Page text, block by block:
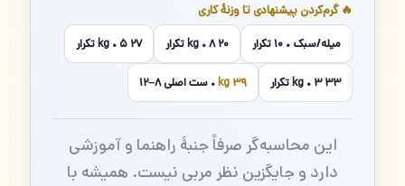
🔥 گرم‌کردن پیشنهادی تا وزنهٔ کاری
میله/سبک • ۱۰ تکرار ۲۰ kg • ۸ تکرار ۲۷ kg • ۵ تکرار
۳۳ kg • ۳ تکرار ۳۹ kg • ست اصلی ۸–۱۲
این محاسبه‌گر صرفاً جنبهٔ راهنما و آموزشی
دارد و جایگزین نظر مربی نیست. همیشه با